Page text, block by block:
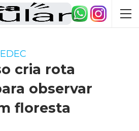
cria rota
observar
floresta